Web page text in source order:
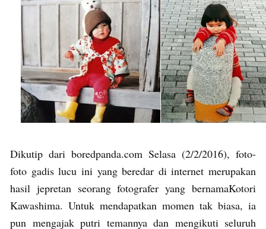
Dikutip dari boredpanda.com Selasa (2/2/2016), foto-
foto gadis lucu ini yang beredar di internet merupakan
hasil jepretan seorang fotografer yang bernamaKotori
Kawashima. Untuk mendapatkan momen tak biasa, ia
pun mengajak putri temannya dan mengikuti seluruh